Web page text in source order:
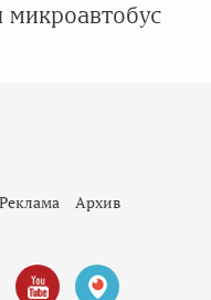
микроавтобус
Реклама
Архив